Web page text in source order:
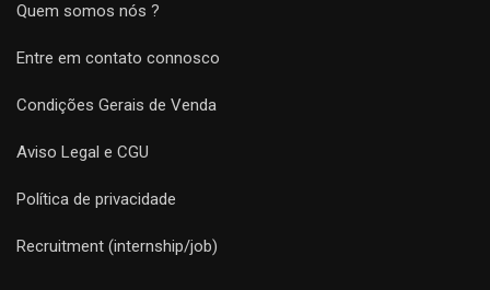
Quem somos nós ?
Entre em contato connosco
Condições Gerais de Venda
Aviso Legal e CGU
Política de privacidade
Recruitment (internship/job)